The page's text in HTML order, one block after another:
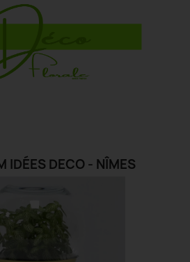
IDÉES DECO - NÎMES